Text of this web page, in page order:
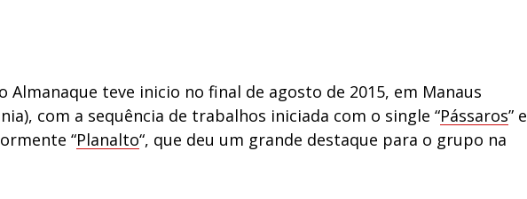
Almanaque teve inicio no final de agosto de 2015, em Manaus
com a sequência de trabalhos iniciada com o single “Pássaros” e
“Planalto“, que deu um grande destaque para o grupo na